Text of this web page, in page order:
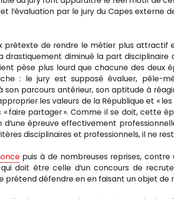
l’évaluation par le jury du Capes externe
prétexte de rendre le métier plus attractif
drastiquement diminué la part disciplinaire
pèse plus lourd que chacune des deux
: le jury est supposé évaluer, pêle-
parcours antérieur, son aptitude à
les valeurs de la République et «
« faire partager ». Comme il se doit, cette
épreuve effectivement
disciplinaires et professionnels, il ne
puis à de nombreuses reprises,
qui doit être celle d’un concours de
prétend défendre en en faisant un objet